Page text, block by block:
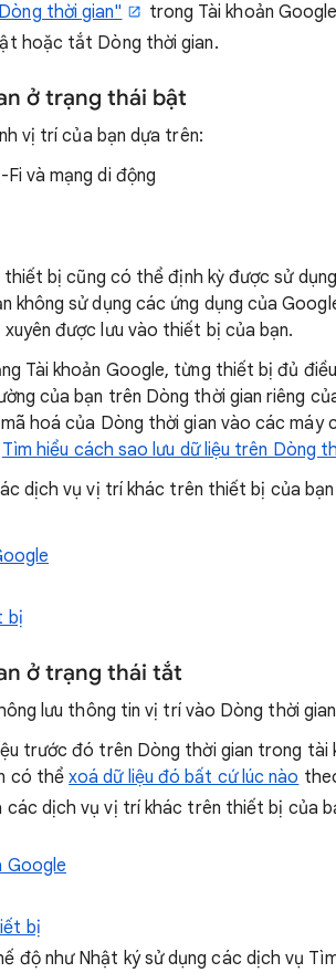
thời gian"
trong Tài khoản
hoặc tắt Dòng thời gian.
ở trạng thái bật
vị trí của bạn dựa trên:
và mạng di động
bị cũng có thể định kỳ được sử
không sử dụng các ứng dụng của
được lưu vào thiết bị của bạn.
Tài khoản Google, từng thiết bị đủ
của bạn trên Dòng thời gian riêng
hoá của Dòng thời gian vào các máy
Tìm hiểu cách sao lưu dữ liệu trên Dòng
dịch vụ vị trí khác trên thiết bị của
bị
ở trạng thái tắt
lưu thông tin vị trí vào Dòng thời
trước đó trên Dòng thời gian trong tài
có thểxoá dữ liệu đó bất cứ lúc nào
dịch vụ vị trí khác trên thiết bị của
Google
bị
độ như Nhật ký sử dụng các dịch vụ